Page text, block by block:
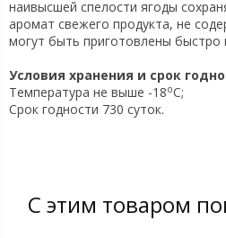
наивысшей спелости ягоды
аромат свежего продукта, не
могут быть приготовлены быстро
Условия хранения и срок
Температура не выше -18oC;
Срок годности 730 суток.
С этим товаром